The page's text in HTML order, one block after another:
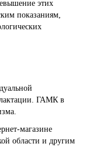
этих
показаниям,
ГАМК в
магазине
области и другим